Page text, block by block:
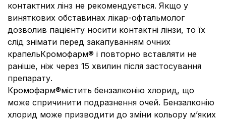
контактних лінз не рекомендується. Якщо у
виняткових обставинах лікар-офтальмолог
дозволив пацієнту носити контактні лінзи, то їх
слід знімати перед закапуванням очних
крапельКромофарм® і повторно вставляти не
раніше, ніж через 15 хвилин після застосування
препарату.
Кромофарм®містить бензалконію хлорид, що
може спричинити подразнення очей. Бензалконію
хлорид може призводити до зміни кольору м’яких